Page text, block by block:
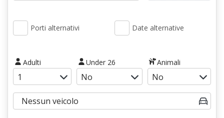
Porti alternativi Date alternative
Adulti Under 26 Animali